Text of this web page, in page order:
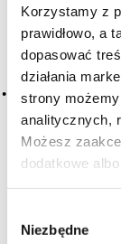
Korzystamy z
prawidłowo, a
dopasować
działania
strony
analitycznych,
Możesz
dodatkowe
zgody
Niezbędne
trwałość,
2016-05-10
czas
długość
wypluciu wina
niż białe;